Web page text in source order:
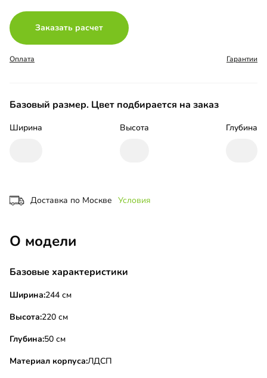
Заказать расчет
Оплата Гарантии
Базовый размер. Цвет подбирается на заказ
Ширина Высота Глубина
Доставка по Москве Условия
О модели
Базовые характеристики
Ширина:244 см
Высота:220 см
Глубина:50 см
Материал корпуса:ЛДСП